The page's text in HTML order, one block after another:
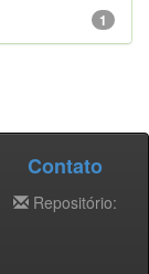
1
Contato
Repositório: